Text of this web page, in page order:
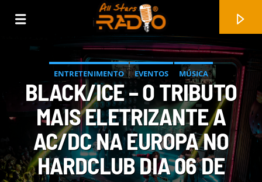
ENTRETENIMENTO EVENTOS
MÚSICA
MÚSICA AO VIVO
NOTÍCIAS
PROMOÇÃO DE ARTISTA
REPORTAGEM FOTOGRÁFICA
BLACK/ICE – O TRIBUTO
MAIS ELETRIZANTE A
AC/DC NA EUROPA NO
HARDCLUB DIA 06 DE